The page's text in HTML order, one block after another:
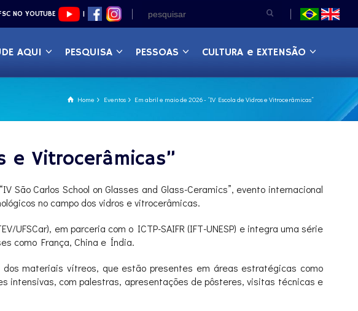
NO YOUTUBE |
AQUI PESQUISA PESSOAS CULTURA e EXTENSÃO
Home Eventos Em abril e maio de 2026 - “IV Escola de Vidros e Vitrocerâmicas”
e Vitrocerâmicas”
São Carlos School on Glasses and Glass-Ceramics”, evento internacional
no campo dos vidros e vitrocerâmicas.
em parceria com o ICTP-SAIFR (IFT-UNESP) e integra uma série
como França, China e Índia.
materiais vítreos, que estão presentes em áreas estratégicas como
intensivas, com palestras, apresentações de pôsteres, visitas técnicas e